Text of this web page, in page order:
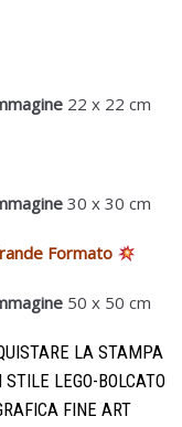
22 x 22 cm
30 x 30 cm
Formato
50 x 50 cm
LA STAMPA
LEGO-BOLCATO
FINE ART